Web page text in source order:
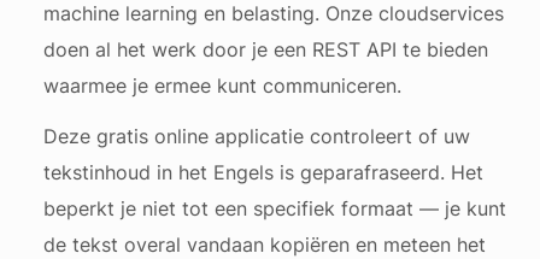
machine learning en belasting. Onze cloudservices
doen al het werk door je een REST API te bieden
waarmee je ermee kunt communiceren.
Deze gratis online applicatie controleert of uw
tekstinhoud in het Engels is geparafraseerd. Het
beperkt je niet tot een specifiek formaat — je kunt
de tekst overal vandaan kopiëren en meteen het